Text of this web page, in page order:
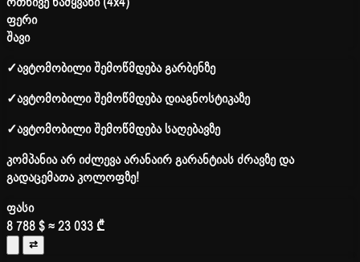
ფერი
შავი
✓ავტომობილი შემოწმდება გარბენზე
✓ავტომობილი შემოწმდება დიაგნოსტიკაზე
✓ავტომობილი შემოწმდება საღებავზე
კომპანია არ იძლევა არანაირ გარანტიას ძრავზე და
გადაცემათა კოლოფზე!
ფასი
8 788 $≈ 23 033 ₾
⇄